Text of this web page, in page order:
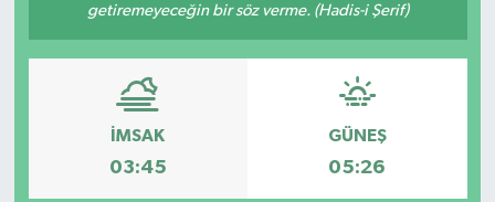
getiremeyeceğin bir söz verme. (Hadis-i Şerif)
İMSAK
03:45
GÜNEŞ
05:26